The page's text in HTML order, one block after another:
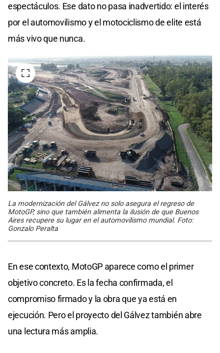
espectáculos. Ese dato no pasa inadvertido: el interés
por el automovilismo y el motociclismo de elite está
más vivo que nunca.
La modernización del Gálvez no solo asegura el regreso de
MotoGP, sino que también alimenta la ilusión de que Buenos
Aires recupere su lugar en el automovilismo mundial. Foto:
Gonzalo Peralta
En ese contexto, MotoGP aparece como el primer
objetivo concreto. Es la fecha confirmada, el
compromiso firmado y la obra que ya está en
ejecución. Pero el proyecto del Gálvez también abre
una lectura más amplia.